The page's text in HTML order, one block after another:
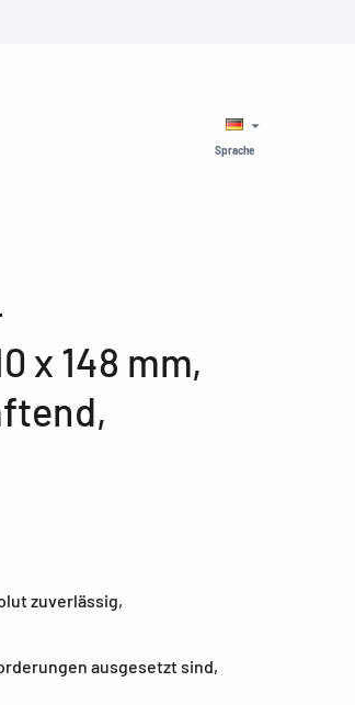
Sprache
x 148 mm,
zuverlässig,
ausgesetzt sind,